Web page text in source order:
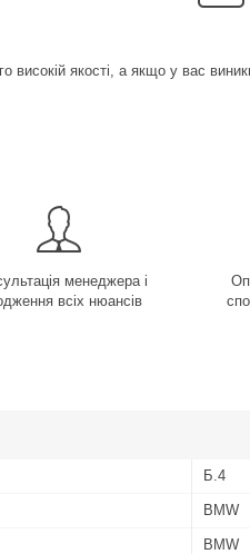
високій якості, а якщо у вас
менеджера і
всіх нюансів
Б.4
BMW
BMW